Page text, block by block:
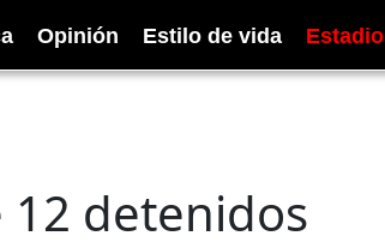
Opinión Estilo de vida Estadio
12 detenidos